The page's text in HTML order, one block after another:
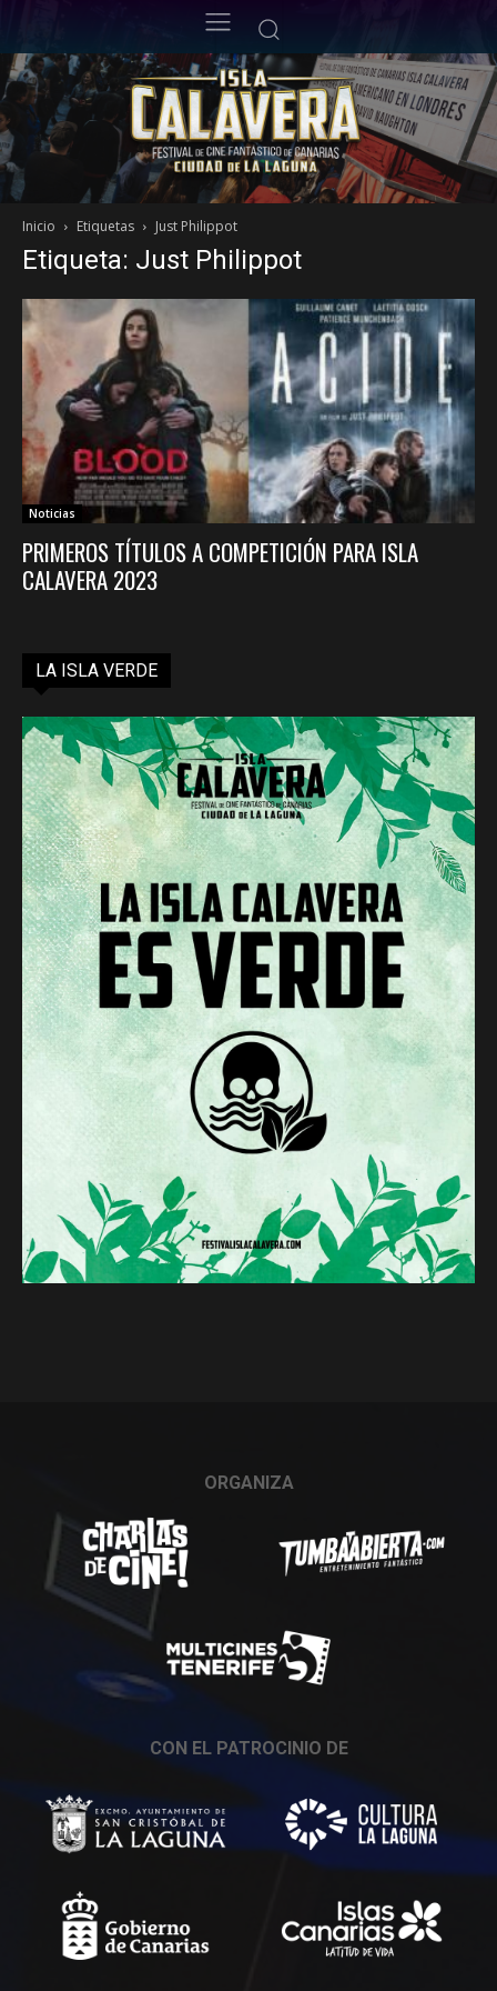
Inicio Etiquetas Just Philippot
Etiqueta: Just Philippot
Noticias
PRIMEROS TÍTULOS A COMPETICIÓN PARA ISLA
CALAVERA 2023
LA ISLA VERDE
ORGANIZA
CON EL PATROCINIO DE